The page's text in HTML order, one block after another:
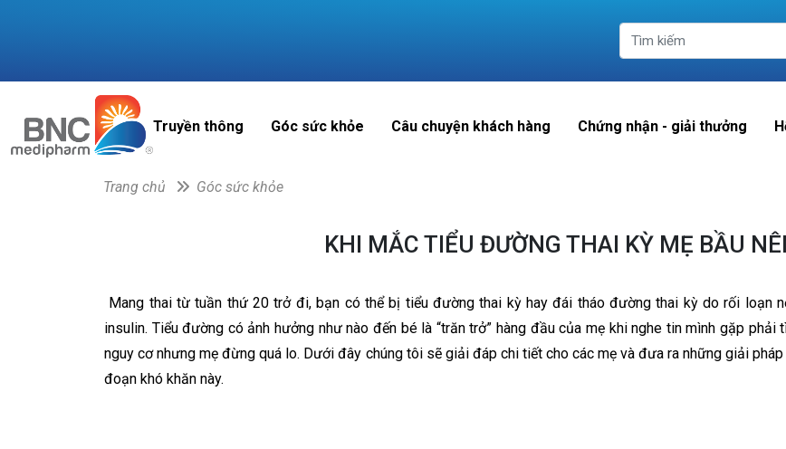
Truyền thông Góc sức khỏe Câu chuyện khách hàng Chứng nhận - giải thưởng
Trang chủ Góc sức khỏe
KHI MẮC TIỂU ĐƯỜNG THAI KỲ MẸ BẦU
Mang thai từ tuần thứ 20 trở đi, bạn có thể bị tiểu đường thai kỳ hay đái tháo đường thai kỳ do rối loạn
insulin. Tiểu đường có ảnh hưởng như nào đến bé là “trăn trở” hàng đầu của mẹ khi nghe tin mình gặp phải
nguy cơ nhưng mẹ đừng quá lo. Dưới đây chúng tôi sẽ giải đáp chi tiết cho các mẹ và đưa ra những giải
đoạn khó khăn này.